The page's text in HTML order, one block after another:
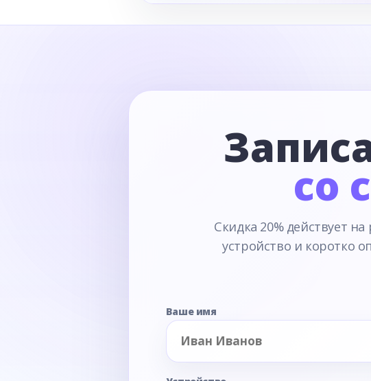
со
Скидка 20% действует
устройство и коротко
Ваше имя